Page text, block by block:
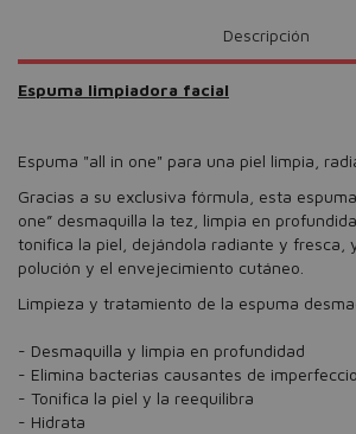
Descripción
Espuma limpiadora facial
Espuma "all in one" para una piel limpia,
Gracias a su exclusiva fórmula, esta
one” desmaquilla la tez, limpia en
tonifica la piel, dejándola radiante y fresca,
polución y el envejecimiento cutáneo.
Limpieza y tratamiento de la espuma
- Desmaquilla y limpia en profundidad
- Elimina bacterias causantes de
- Tonifica la piel y la reequilibra
- Hidrata